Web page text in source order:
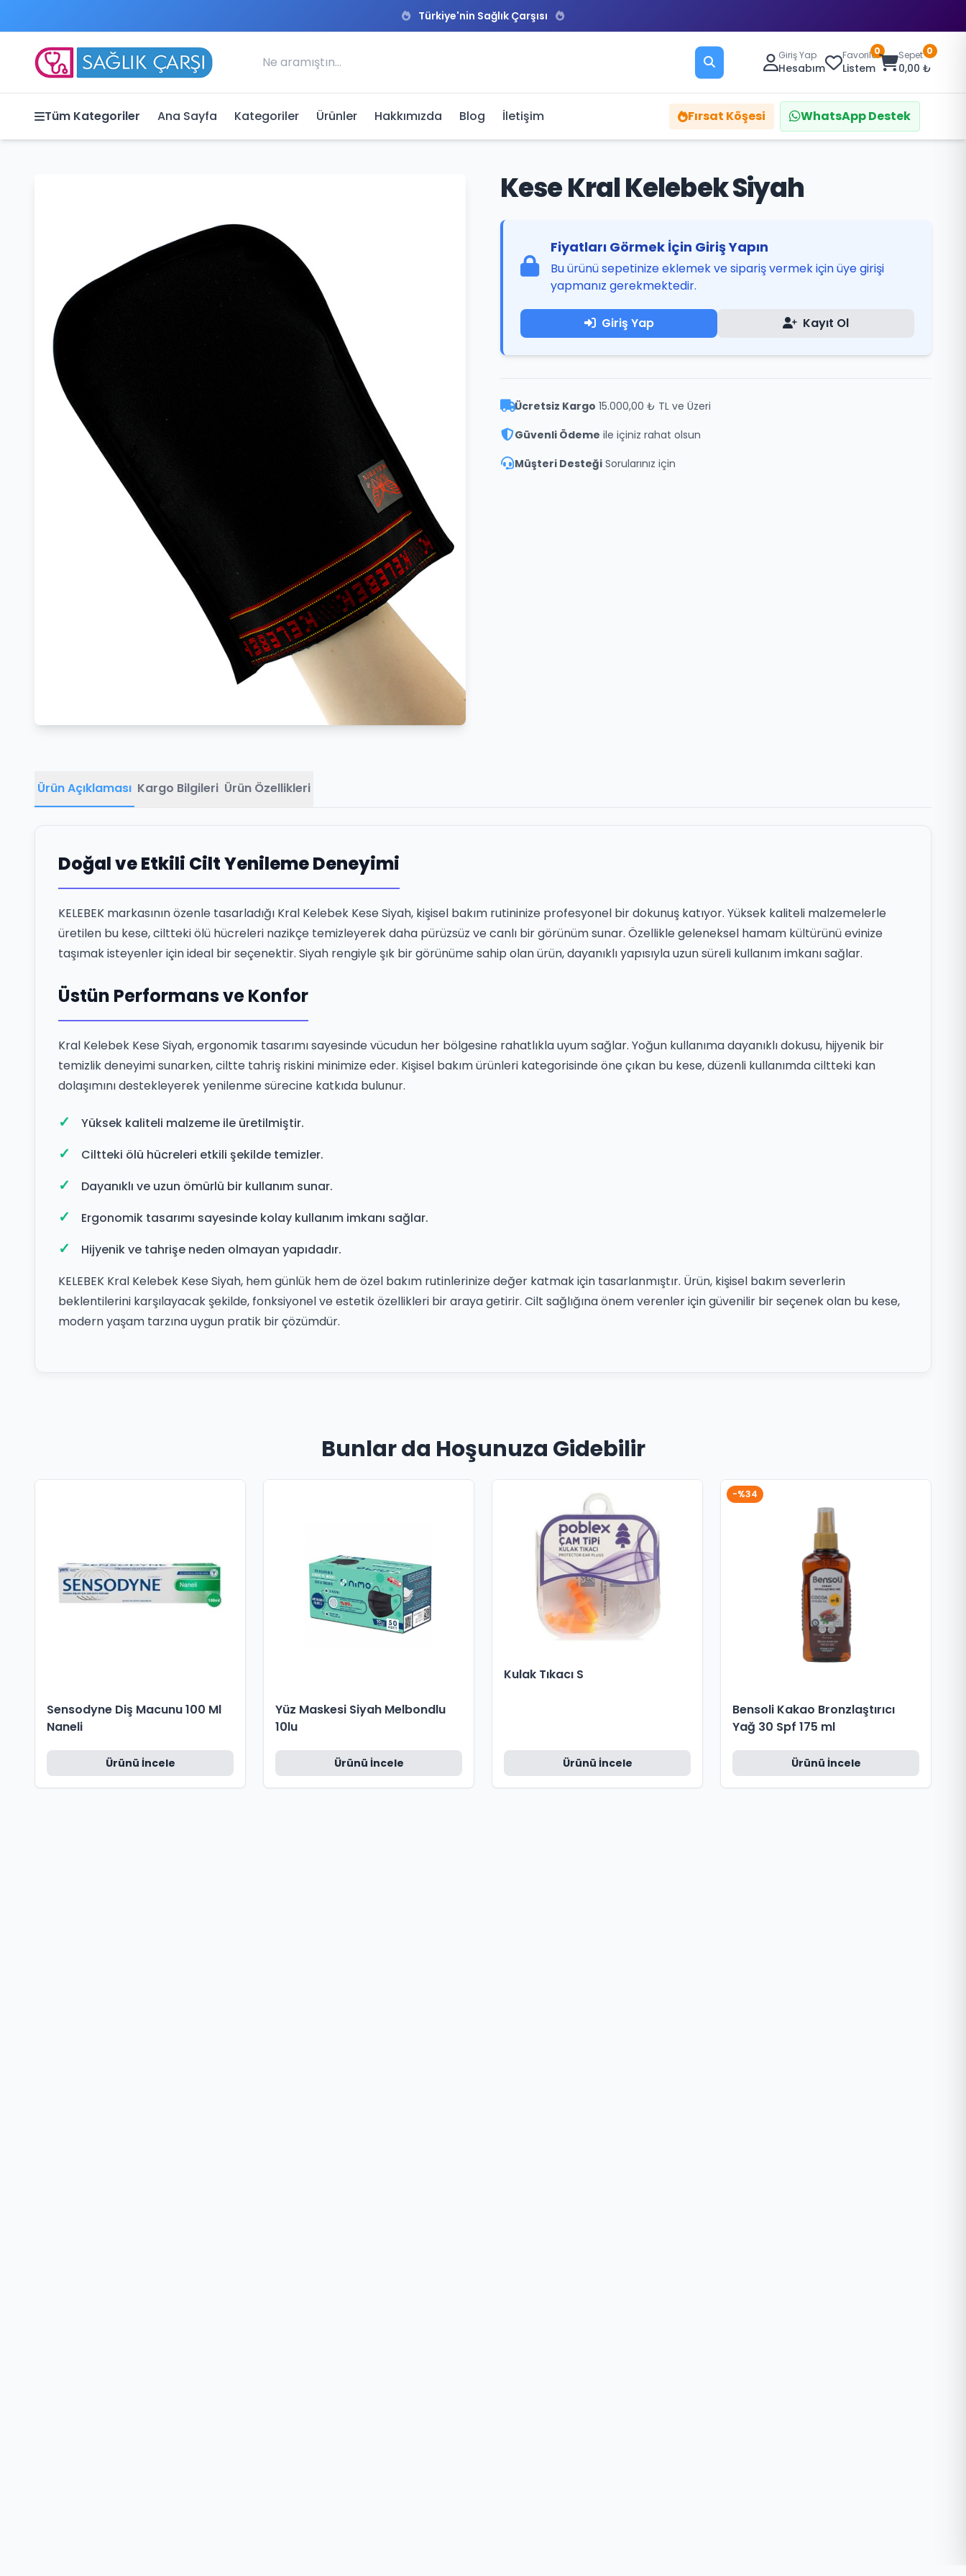
Türkiye'nin Sağlık Çarşısı
Giriş Yap
Hesabım
Favoriler
Listem
0 Sepet
0,00 ₺
0
Tüm Kategoriler Ana Sayfa Kategoriler Ürünler Hakkımızda Blog İletişim Fırsat Köşesi WhatsApp Destek
Kese Kral Kelebek Siyah
Fiyatları Görmek İçin Giriş Yapın
Bu ürünü sepetinize eklemek ve sipariş vermek için üye girişi
yapmanız gerekmektedir.
Giriş Yap Kayıt Ol
Ücretsiz Kargo 15.000,00 ₺ TL ve Üzeri
Güvenli Ödeme ile içiniz rahat olsun
Müşteri Desteği Sorularınız için
Ürün Açıklaması Kargo Bilgileri Ürün Özellikleri
Doğal ve Etkili Cilt Yenileme Deneyimi
KELEBEK markasının özenle tasarladığı Kral Kelebek Kese Siyah, kişisel bakım rutininize profesyonel bir dokunuş katıyor. Yüksek kaliteli malzemelerle
üretilen bu kese, ciltteki ölü hücreleri nazikçe temizleyerek daha pürüzsüz ve canlı bir görünüm sunar. Özellikle geleneksel hamam kültürünü evinize
taşımak isteyenler için ideal bir seçenektir. Siyah rengiyle şık bir görünüme sahip olan ürün, dayanıklı yapısıyla uzun süreli kullanım imkanı sağlar.
Üstün Performans ve Konfor
Kral Kelebek Kese Siyah, ergonomik tasarımı sayesinde vücudun her bölgesine rahatlıkla uyum sağlar. Yoğun kullanıma dayanıklı dokusu, hijyenik bir
temizlik deneyimi sunarken, ciltte tahriş riskini minimize eder. Kişisel bakım ürünleri kategorisinde öne çıkan bu kese, düzenli kullanımda ciltteki kan
dolaşımını destekleyerek yenilenme sürecine katkıda bulunur.
Yüksek kaliteli malzeme ile üretilmiştir.
Ciltteki ölü hücreleri etkili şekilde temizler.
Dayanıklı ve uzun ömürlü bir kullanım sunar.
Ergonomik tasarımı sayesinde kolay kullanım imkanı sağlar.
Hijyenik ve tahrişe neden olmayan yapıdadır.
KELEBEK Kral Kelebek Kese Siyah, hem günlük hem de özel bakım rutinlerinize değer katmak için tasarlanmıştır. Ürün, kişisel bakım severlerin
beklentilerini karşılayacak şekilde, fonksiyonel ve estetik özellikleri bir araya getirir. Cilt sağlığına önem verenler için güvenilir bir seçenek olan bu kese,
modern yaşam tarzına uygun pratik bir çözümdür.
Bunlar da Hoşunuza Gidebilir
Sensodyne Diş Macunu 100 Ml
Naneli
Ürünü İncele
Yüz Maskesi Siyah Melbondlu
10lu
Ürünü İncele
Kulak Tıkacı S
Ürünü İncele
-%34
Bensoli Kakao Bronzlaştırıcı
Yağ 30 Spf 175 ml
Ürünü İncele